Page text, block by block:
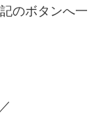
のボタンへ一